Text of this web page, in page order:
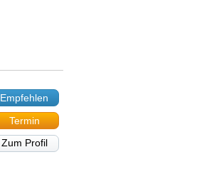
Empfehlen
Termin
Zum Profil